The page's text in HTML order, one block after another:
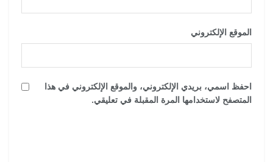
الموقع الإلكتروني
احفظ اسمي، بريدي الإلكتروني، والموقع الإلكتروني في هذا
المتصفح لاستخدامها المرة المقبلة في تعليقي.